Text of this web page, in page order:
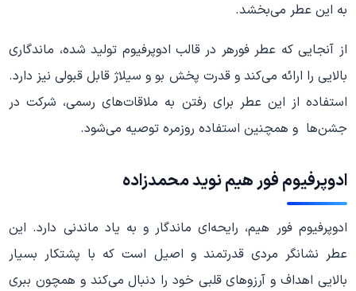
به این عطر می‌بخشد.
از آنجایی که عطر فورهر در قالب ادوپرفیوم تولید شده، ماندگاری
بالایی را ارائه می‌کند و قدرت پخش بو و سیلاژ قابل قبولی نیز دارد.
استفاده از این عطر برای رفتن به ملاقات‌های رسمی، شرکت در
جشن‌ها و همچنین استفاده روزمره توصیه می‌شود.
ادوپرفیوم فور هیم نوید محمدزاده
ادوپرفیوم فور هیم، رایحه‌ای ماندگار و به یاد ماندنی دارد. این
عطر نشانگر مردی قدرتمند و اصیل است که با پشتکار بسیار
بالایی اهداف و آرزوهای قلبی خود را دنبال می‌کند و همچون ببری